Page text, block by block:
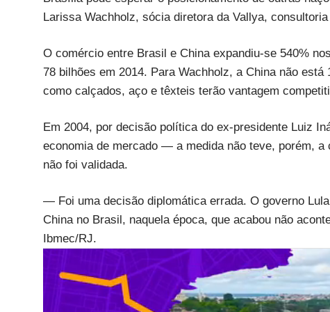
Larissa Wachholz, sócia diretora da Vallya,
O comércio entre Brasil e China expandiu-se 540%
78 bilhões em 2014. Para Wachholz, a China não
como calçados, aço e têxteis terão vantagem
Em 2004, por decisão política do ex-presidente Luiz
economia de mercado — a medida não teve, porém,
não foi validada.
— Foi uma decisão diplomática errada. O governo
China no Brasil, naquela época, que acabou não
Ibmec/RJ.